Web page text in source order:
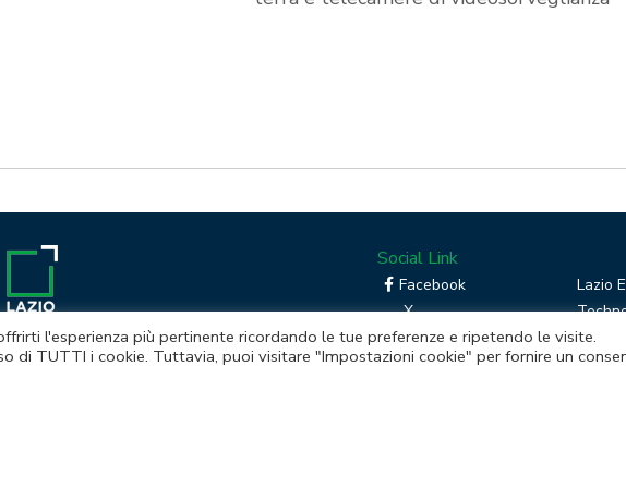
Social Link
Facebook
X
Linkedin
RSS
Lazio
Boost
l'esperienza più pertinente ricordando le tue preferenze e ripetendo le visite.
di TUTTI i cookie. Tuttavia, puoi visitare "Impostazioni cookie" per fornire un